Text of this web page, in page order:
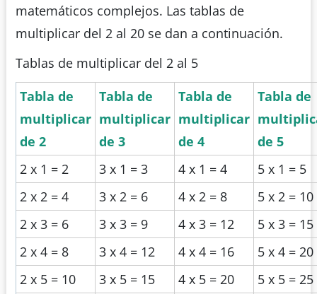
matemáticos complejos. Las tablas de
multiplicar del 2 al 20 se dan a continuación.
Tablas de multiplicar del 2 al 5
Tabla de
multiplicar
de 2
Tabla de
multiplicar
de 3
Tabla de
multiplicar
de 4
Tabla de
de 5
2 x 1 = 2
3 x 1 = 3 4 x 1 = 4
5 x 1 = 5
2 x 2 = 4
3 x 2 = 6 4 x 2 = 8
5 x 2 = 10
2 x 3 = 6
3 x 3 = 9 4 x 3 = 12
5 x 3 = 15
2 x 4 = 8
3 x 4 = 12 4 x 4 = 16
5 x 4 = 20
2 x 5 = 10
3 x 5 = 15 4 x 5 = 20
5 x 5 = 25